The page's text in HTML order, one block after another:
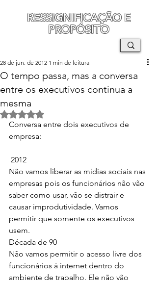
RESSIGNIFICAÇÃO E
PROPÓSITO
O tempo passa, mas a conversa
entre os executivos continua a
mesma
28 de jun. de 2012 1 min de leitura
Avaliado com NaN de 5 estrelas.
Conversa entre dois executivos de
empresa:
2012
Não vamos liberar as mídias sociais nas
empresas pois os funcionários não vão
saber como usar, vão se distrair e
causar improdutividade. Vamos
permitir que somente os executivos
usem.
Década de 90
Não vamos permitir o acesso livre dos
funcionários à internet dentro do
ambiente de trabalho. Ele não vão